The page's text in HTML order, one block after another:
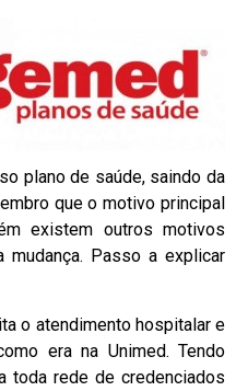
plano de saúde, saindo da
que o motivo principal
existem outros motivos
mudança. Passo a explicar
o atendimento hospitalar e
era na Unimed. Tendo
toda rede de credenciados